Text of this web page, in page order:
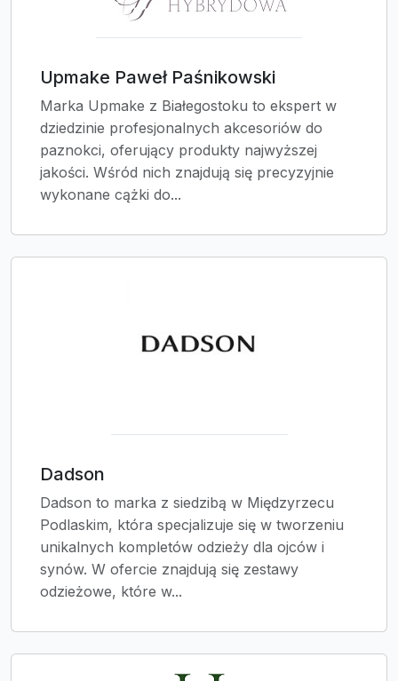
Upmake Paweł Paśnikowski
Marka Upmake z Białegostoku to ekspert w
dziedzinie profesjonalnych akcesoriów do
paznokci, oferujący produkty najwyższej
jakości. Wśród nich znajdują się precyzyjnie
wykonane cążki do...
Dadson
Dadson to marka z siedzibą w Międzyrzecu
Podlaskim, która specjalizuje się w tworzeniu
unikalnych kompletów odzieży dla ojców i
synów. W ofercie znajdują się zestawy
odzieżowe, które w...